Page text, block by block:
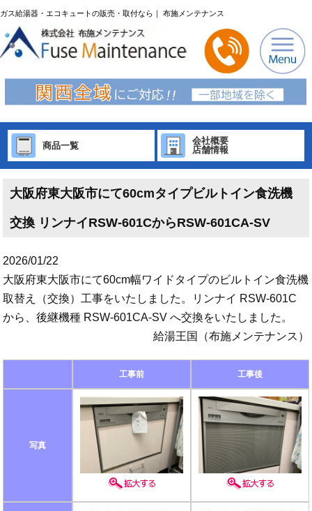
ガス給湯器・エコキュートの販売・取付なら｜ 布施メンテナンス
商品一覧
会社概要
店舗情報
大阪府東大阪市にて60cmタイプビルトイン食洗機
交換 リンナイRSW-601CからRSW-601CA-SV
2026/01/22
大阪府東大阪市にて60cm幅ワイドタイプのビルトイン食洗機
取替え（交換）工事をいたしました。リンナイ RSW-601C
から、後継機種 RSW-601CA-SV へ交換をいたしました。
給湯王国（布施メンテナンス）
工事前 工事後
写真